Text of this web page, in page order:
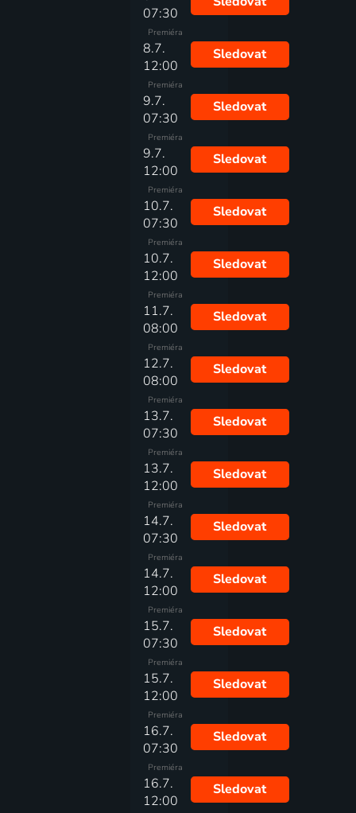
07:30
Premiéra
8.7.
12:00
Premiéra
Sledovat
9.7.
07:30
Premiéra
Sledovat
9.7.
12:00
Premiéra
Sledovat
10.7.
07:30
Premiéra
Sledovat
10.7.
12:00
Premiéra
Sledovat
11.7.
08:00
Premiéra
Sledovat
12.7.
08:00
Premiéra
Sledovat
13.7.
07:30
Premiéra
Sledovat
13.7.
12:00
Premiéra
Sledovat
14.7.
07:30
Premiéra
Sledovat
14.7.
12:00
Premiéra
Sledovat
15.7.
07:30
Premiéra
Sledovat
15.7.
12:00
Premiéra
Sledovat
16.7.
07:30
Premiéra
Sledovat
16.7.
12:00
Sledovat